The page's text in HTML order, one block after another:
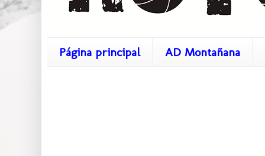
Página principal AD Montañana